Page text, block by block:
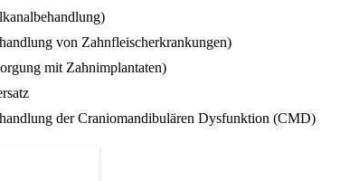
von Zahnfleischerkrankungen)
mit Zahnimplantaten)
der Craniomandibulären Dysfunktion (CMD)